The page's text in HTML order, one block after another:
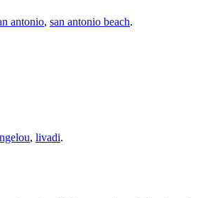
antonio, san antonio beach.
, livadi.